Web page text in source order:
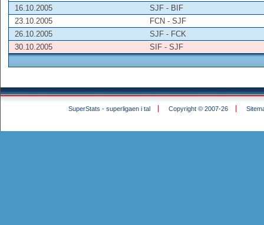
16.10.2005
SJF - BIF
23.10.2005
FCN - SJF
26.10.2005
SJF - FCK
30.10.2005
SIF - SJF
SuperStats - superligaen i tal Copyright © 2007-26